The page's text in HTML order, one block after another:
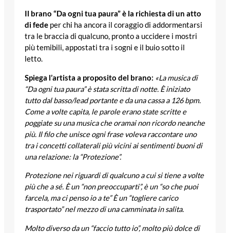
Il brano “Da ogni tua paura” è la richiesta di un atto
di fede per chi ha ancora il coraggio di addormentarsi
tra le braccia di qualcuno, pronto a uccidere i mostri
più temibili, appostati tra i sogni e il buio sotto il
letto.
Spiega l’artista a proposito del brano: «La musica di
“Da ogni tua paura” è stata scritta di notte. È iniziato
tutto dal basso/lead portante e da una cassa a 126 bpm.
Come a volte capita, le parole erano state scritte e
poggiate su una musica che oramai non ricordo neanche
più. Il filo che unisce ogni frase voleva raccontare uno
tra i concetti collaterali più vicini ai sentimenti buoni di
una relazione: la “Protezione”.
Protezione nei riguardi di qualcuno a cui si tiene a volte
più che a sé. È un “non preoccuparti”, è un “so che puoi
farcela, ma ci penso io a te” È un “togliere carico
trasportato” nel mezzo di una camminata in salita.
Molto diverso da un “faccio tutto io”, molto più dolce di